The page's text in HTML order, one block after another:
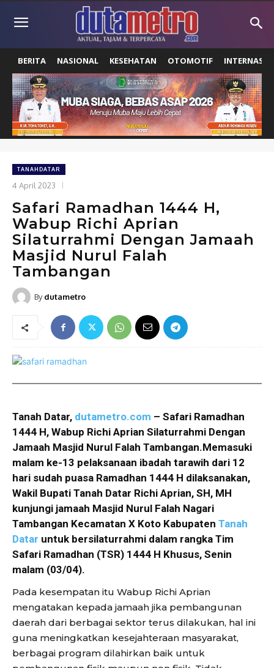
BERITA NASIONAL KESEHATAN OTOMOTIF
TANAHDATAR
4 April 2023
Safari Ramadhan 1444 H,
Wabup Richi Aprian
Silaturrahmi Dengan Jamaah
Masjid Nurul Falah
Tambangan
By dutametro
Tanah Datar, dutametro.com – Safari Ramadhan
1444 H, Wabup Richi Aprian Silaturrahmi Dengan
Jamaah Masjid Nurul Falah Tambangan.Memasuki
malam ke-13 pelaksanaan ibadah tarawih dari 12
hari sudah puasa Ramadhan 1444 H dilaksanakan,
Wakil Bupati Tanah Datar Richi Aprian, SH, MH
kunjungi jamaah Masjid Nurul Falah Nagari
Tambangan Kecamatan X Koto Kabupaten Tanah
Datar untuk bersilaturrahmi dalam rangka Tim
Safari Ramadhan (TSR) 1444 H Khusus, Senin
malam (03/04).
Pada kesempatan itu Wabup Richi Aprian
mengatakan kepada jamaah jika pembangunan
daerah dari berbagai sektor terus dilakukan, hal ini
guna meningkatkan kesejahteraan masyarakat,
berbagai program dilahirkan baik untuk